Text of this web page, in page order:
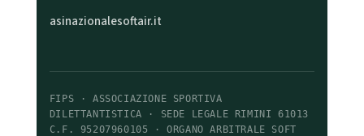
asinazionalesoftair.it
FIPS · ASSOCIAZIONE SPORTIVA
DILETTANTISTICA · SEDE LEGALE RIMINI 61013
C.F. 95207960105 · ORGANO ARBITRALE SOFT